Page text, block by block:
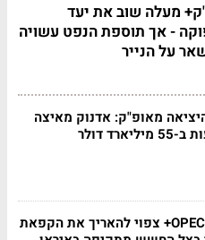
מעלה שוב את יעד
- אך תוספת הנפט עשויה
על הנייר
מאופ"ק: אדנוק מאיצה
דולר
קרטל OPEC+ צפוי להאריך את הקפאת